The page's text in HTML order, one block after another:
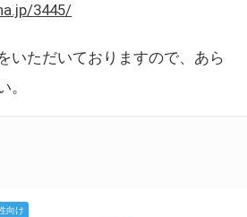
3445/
いただいておりますので、あら
。
向け